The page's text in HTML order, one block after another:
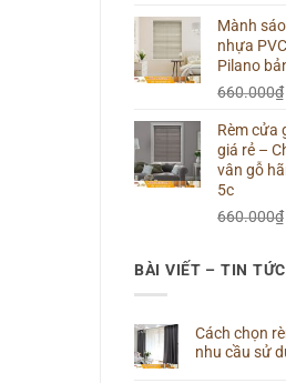
Mành
nhựa
Pilano
660.000₫
Rèm cửa
giá rẻ –
vân gỗ
5c
660.000₫
BÀI VIẾT – TIN
Cách chọn
nhu cầu sử